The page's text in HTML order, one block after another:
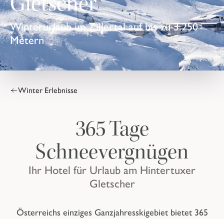
Winterurlaub im Zillertal auf bis zu 3.250
Metern
Winter Erlebnisse
Ihr Hotel für Urlaub am Hintertuxer
Gletscher
365 Tage
Schneevergnügen
Österreichs einziges Ganzjahresskigebiet bietet 365